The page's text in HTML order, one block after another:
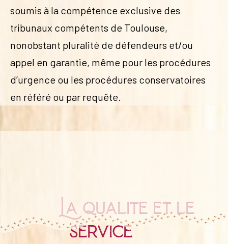
soumis à la compétence exclusive des
tribunaux compétents de Toulouse,
nonobstant pluralité de défendeurs et/ou
appel en garantie, même pour les procédures
d’urgence ou les procédures conservatoires
en référé ou par requête.
La qualité et le
service